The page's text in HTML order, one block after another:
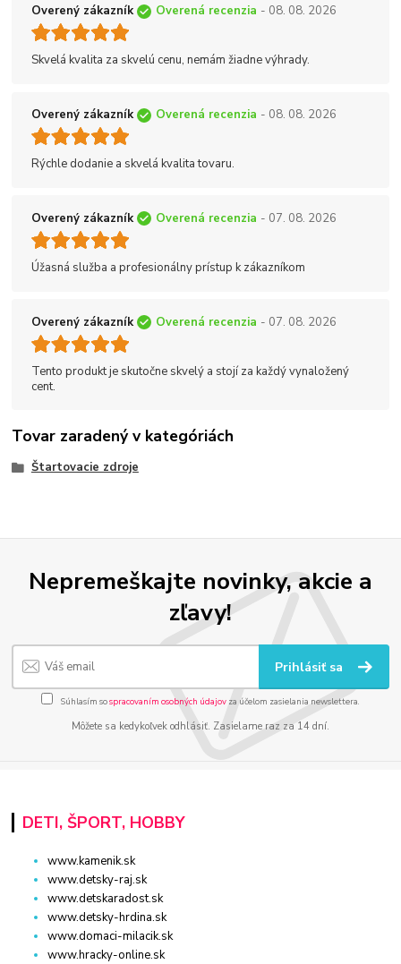
Overený zákazník Overená recenzia - 08. 08. 2026
Skvelá kvalita za skvelú cenu, nemám žiadne výhrady.
Overený zákazník Overená recenzia - 08. 08. 2026
Rýchle dodanie a skvelá kvalita tovaru.
Overený zákazník Overená recenzia - 07. 08. 2026
Úžasná služba a profesionálny prístup k zákazníkom
Overený zákazník Overená recenzia - 07. 08. 2026
Tento produkt je skutočne skvelý a stojí za každý vynaložený
cent.
Tovar zaradený v kategóriách
Štartovacie zdroje
Nepremeškajte novinky, akcie a
zľavy!
Prihlásiť sa
Súhlasím sospracovaním osobných údajov za účelom zasielania newslettera.
Môžete sa kedykoľvek odhlásiť. Zasielame raz za 14 dní.
DETI, ŠPORT, HOBBY
www.kamenik.sk
www.detsky-raj.sk
www.detskaradost.sk
www.detsky-hrdina.sk
www.domaci-milacik.sk
www.hracky-online.sk